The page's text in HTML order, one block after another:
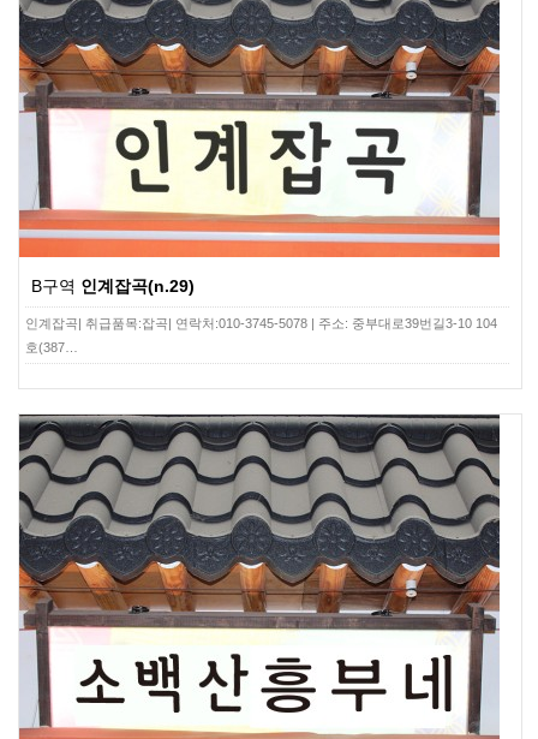
B구역 인계잡곡(n.29)
인계잡곡| 취급품목:잡곡| 연락처:010-3745-5078 | 주소: 중부대로39번길3-10 104
호(387…